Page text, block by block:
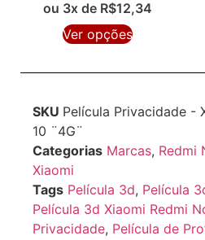
ou 3x de R$12,34
Ver opções
SKU Película Privacidade -
10 ¨4G¨
Categorias Marcas, Redmi
Xiaomi
Tags Película 3d, Película
Película 3d Xiaomi Redmi
Privacidade, Película de